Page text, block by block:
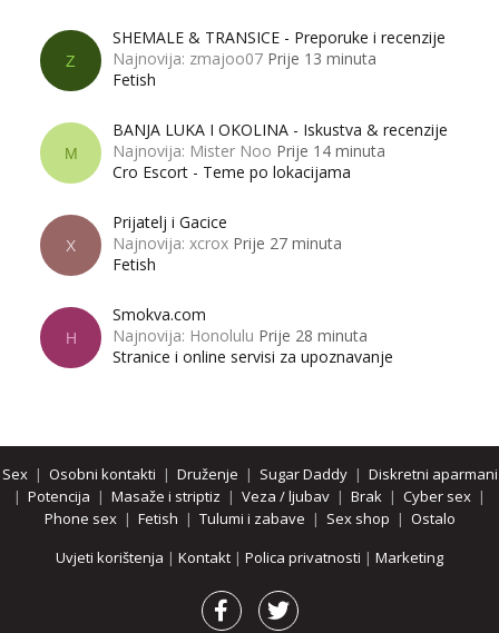
Z
SHEMALE & TRANSICE - Preporuke i recenzije
Najnovija: zmajoo07 Prije 13 minuta
Fetish
M
BANJA LUKA I OKOLINA - Iskustva & recenzije
Najnovija: Mister Noo Prije 14 minuta
Cro Escort - Teme po lokacijama
X
Prijatelj i Gacice
Najnovija: xcrox Prije 27 minuta
Fetish
H
Smokva.com
Najnovija: Honolulu Prije 28 minuta
Stranice i online servisi za upoznavanje
Sex| Osobni kontakti | Druženje | Sugar Daddy| Diskretni aparmani
| Potencija | Masaže i striptiz | Veza / ljubav | Brak | Cyber sex |
Phone sex| Fetish | Tulumi i zabave | Sex shop | Ostalo
Uvjeti korištenja | Kontakt | Polica privatnosti | Marketing